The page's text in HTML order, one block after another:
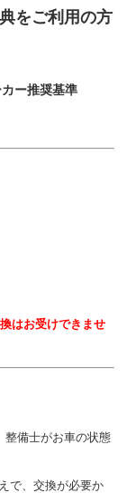
をご利用の方
ー推奨基準
はお受けできませ
整備士がお車の状態
で、交換が必要か